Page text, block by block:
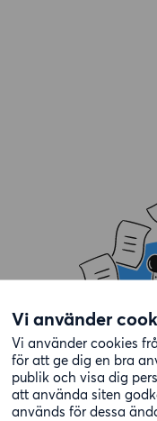
Vi använder
Vi använder cookies
för att ge dig en bra
publik och visa dig
att använda siten
används för dessa
Annonsen du